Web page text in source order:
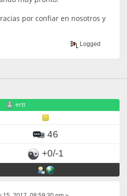
por confiar en nosotros y
Logged
ertt
46
+0/-1